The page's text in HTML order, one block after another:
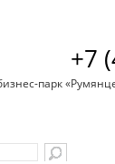
+7
парк